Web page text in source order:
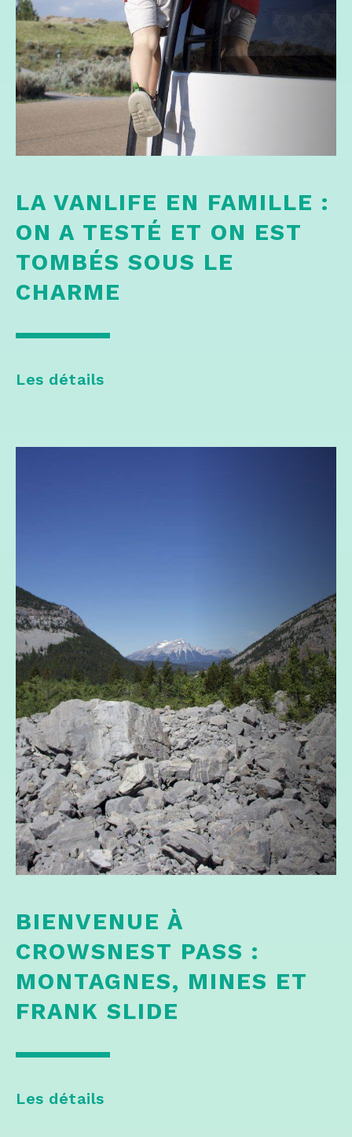
LA VANLIFE EN FAMILLE :
ON A TESTÉ ET ON EST
TOMBÉS SOUS LE
CHARME
Les détails
BIENVENUE À
CROWSNEST PASS :
MONTAGNES, MINES ET
FRANK SLIDE
Les détails